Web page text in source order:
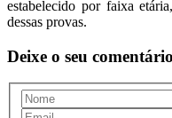
estabelecido por faixa
dessas provas.
Deixe o seu